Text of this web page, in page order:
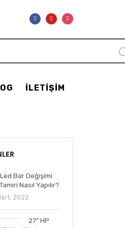
İLETIŞIM
Bar Değişimi
Nasıl Yapılır?
2022
27” HP